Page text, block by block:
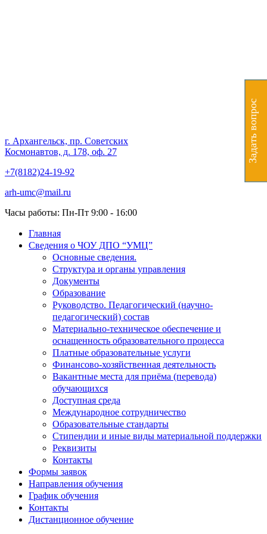
г. Архангельск, пр. Советских
Космонавтов, д. 178, оф. 27
+7(8182)24-19-92
arh-umc@mail.ru
Часы работы: Пн-Пт 9:00 - 16:00
Главная
Сведения о ЧОУ ДПО “УМЦ”
Основные сведения.
Структура и органы управления
Документы
Образование
Руководство. Педагогический (научно-
педагогический) состав
Материально-техническое обеспечение и
оснащенность образовательного процесса
Платные образовательные услуги
Финансово-хозяйственная деятельность
Вакантные места для приёма (перевода)
обучающихся
Доступная среда
Международное сотрудничество
Образовательные стандарты
Стипендии и иные виды материальной поддержки
Реквизиты
Контакты
Формы заявок
Направления обучения
График обучения
Контакты
Дистанционное обучение
Задать вопрос